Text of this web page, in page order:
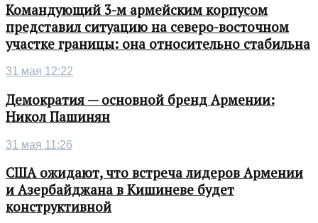
Командующий 3-м армейским корпусом
представил ситуацию на северо-восточном
участке границы: она относительно стабильна
31 мая 12:22
Демократия — основной бренд Армении:
Никол Пашинян
31 мая 11:26
США ожидают, что встреча лидеров Армении
и Азербайджана в Кишиневе будет
конструктивной